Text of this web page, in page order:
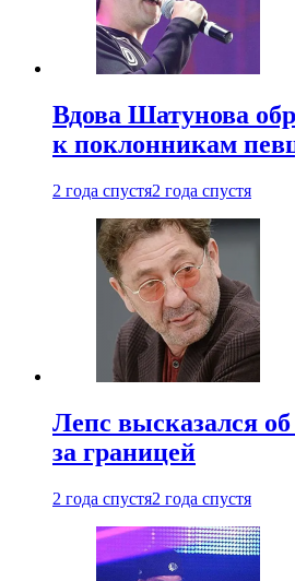
Вдова Шатунова
к поклонникам
2 года спустя2 года спустя
Лепс высказался
за границей
2 года спустя2 года спустя